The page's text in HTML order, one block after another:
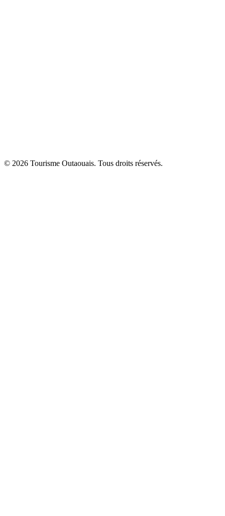
© 2026 Tourisme Outaouais. Tous droits réservés.